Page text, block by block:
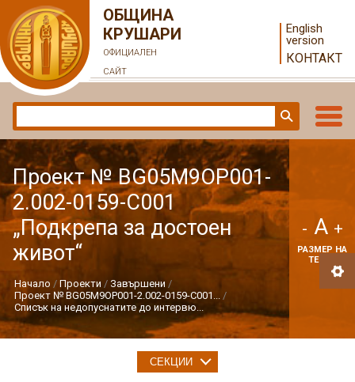
ОБЩИНА
КРУШАРИ
ОФИЦИАЛЕН
САЙТ
English
version
КОНТАКТ
Проект № BG05M9OP001-
2.002-0159-С001
„Подкрепа за достоен
живот“
Начало Проекти
Завършени
Проект № BG05M9OP001-2.002-0159-С001...
Списък на недопуснатите до интервю...
- A +
РАЗМЕР НА
ТЕКСТ
СЕКЦИИ